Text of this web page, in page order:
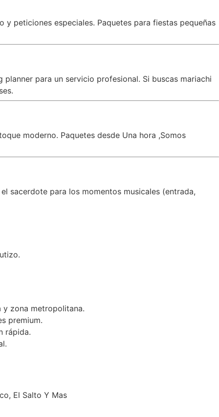
peticiones especiales. Paquetes para fiestas pequeñas
para un servicio profesional. Si buscas mariachi
moderno. Paquetes desde Una hora ,Somos
sacerdote para los momentos musicales (entrada,
y zona metropolitana.
premium.
rápida.
El Salto Y Mas